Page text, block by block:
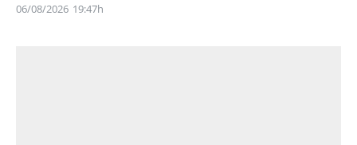
06/08/2026 19:47h